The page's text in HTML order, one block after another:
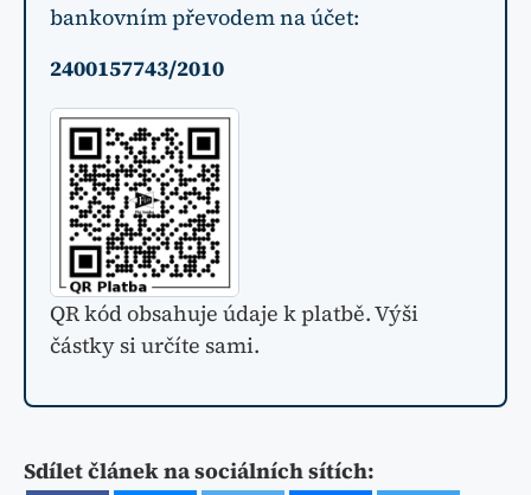
bankovním převodem na účet:
2400157743/2010
QR kód obsahuje údaje k platbě. Výši
částky si určíte sami.
Sdílet článek na sociálních sítích: